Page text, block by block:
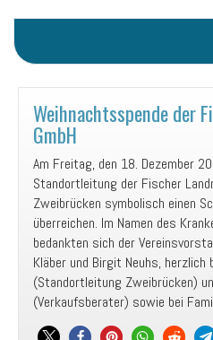
Weihnachtsspende der
GmbH
Am Freitag, den 18. Dezember
Standortleitung der Fischer
Zweibrücken symbolisch einen
überreichen. Im Namen des
bedankten sich der
Kläber und Birgit Neuhs, herzlich
(Standortleitung Zweibrücken)
(Verkaufsberater) sowie bei